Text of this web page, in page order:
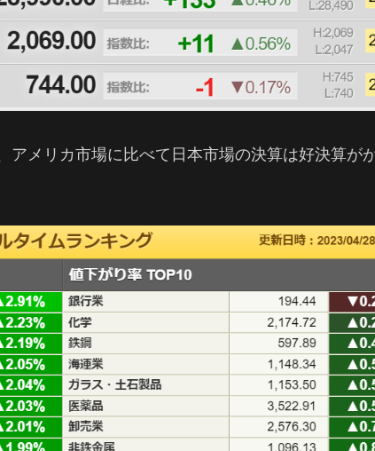
アメリカ市場に比べて日本市場の決算は好決算が